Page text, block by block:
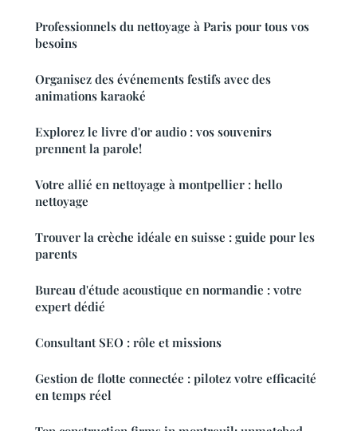
Professionnels du nettoyage à Paris pour tous vos
besoins
Organisez des événements festifs avec des
animations karaoké
Explorez le livre d'or audio : vos souvenirs
prennent la parole!
Votre allié en nettoyage à montpellier : hello
nettoyage
Trouver la crèche idéale en suisse : guide pour les
parents
Bureau d'étude acoustique en normandie : votre
expert dédié
Consultant SEO : rôle et missions
Gestion de flotte connectée : pilotez votre efficacité
en temps réel